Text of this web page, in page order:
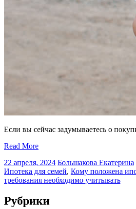
Если вы сейчас задумываетесь о
Read More
22 апреля, 2024 Большакова Екатерина
Ипотека для семей, Кому положена
требования необходимо учитывать
Рубрики